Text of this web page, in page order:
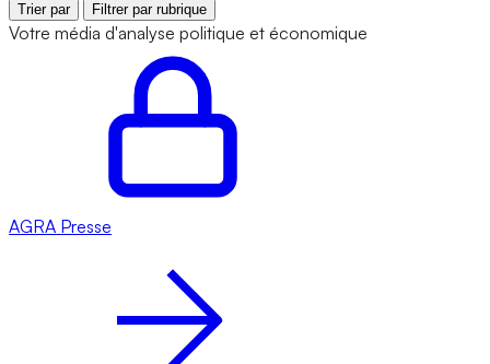
Trier par Filtrer par rubrique
Votre média d'analyse politique et économique
AGRA Presse